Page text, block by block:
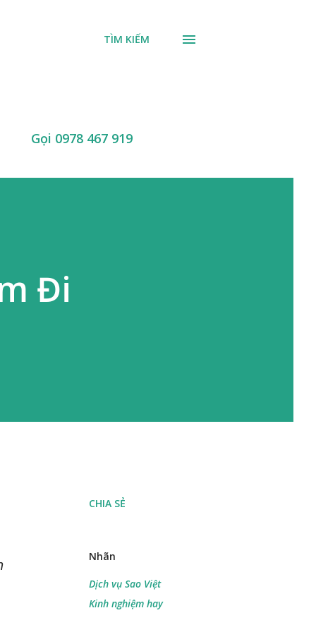
TÌM KIẾM
Gọi 0978 467 919
Đi
CHIA SẺ
Nhãn
Dịch vụ Sao Việt
Kinh nghiệm hay